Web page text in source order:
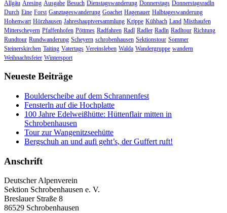
Allgäu Aresing Ausgabe Besuch Dienstagswanderung Donnerstags Donnerstagsradln
Durch Eine Forst Ganztageswanderung Goachet Hagenauer Halbtageswanderung
Hohenwart Hörzhausen Jahreshauptversammlung Krippe Kühbach Land Misthaufen
Mitterscheyern Pfaffenhofen Pöttmes Radfahren Radl Radler Radln Radltour Richtung
Rundtour Rundwanderung Scheyern schrobenhausen Sektionstour Sommer
Steinerskirchen Taiting Vatertags Vereinsleben Walda Wandergruppe wandern
Weihnachtsfeier Wintersport
Neueste Beiträge
Boulderscheibe auf dem Schrannenfest
Fensterln auf die Hochplatte
100 Jahre Edelweißhütte: Hüttenflair mitten in
Schrobenhausen
Tour zur Wangenitzseehütte
Bergschuh an und aufi geht’s, der Guffert ruft!
Anschrift
Deutscher Alpenverein
Sektion Schrobenhausen e. V.
Breslauer Straße 8
86529 Schrobenhausen